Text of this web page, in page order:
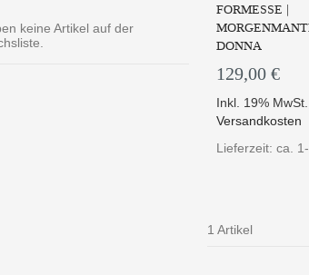
FORMESSE |
DONNA
129,00 €
Inkl. 19% MwSt.
Versandkosten
Lieferzeit: ca.
1 Artikel
keine Artikel auf der